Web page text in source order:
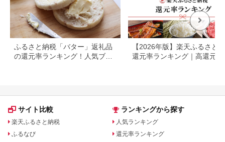
ふるさと納税「バター」返礼品
の還元率ランキング！人気ブラ
【2026年版】楽天ふるさと
還元率ランキング｜高還元率
サイト比較
楽天ふるさと納税
ふるなび
ランキングから探す
人気ランキング
還元率ランキング